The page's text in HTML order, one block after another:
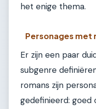
het enige thema.
Personages met
Er zijn een paar
subgenre
romans zijn
gedefinieerd: goed